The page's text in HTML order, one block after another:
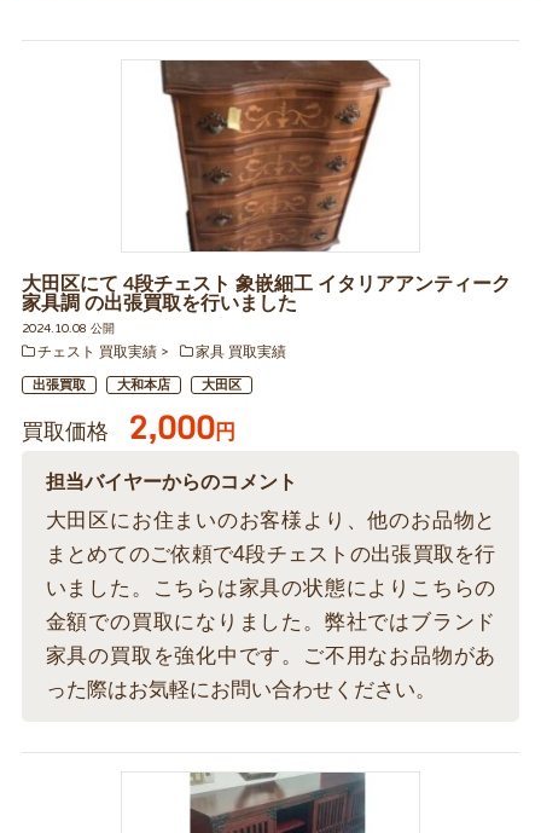
大田区にて 4段チェスト 象嵌細工 イタリアアンティーク
家具調 の出張買取を行いました
2024.10.08 公開
チェスト 買取実績
家具 買取実績
出張買取 大和本店 大田区
買取価格 2,000円
担当バイヤーからのコメント
大田区にお住まいのお客様より、他のお品物と
まとめてのご依頼で4段チェストの出張買取を行
いました。こちらは家具の状態によりこちらの
金額での買取になりました。弊社ではブランド
家具の買取を強化中です。ご不用なお品物があ
った際はお気軽にお問い合わせください。